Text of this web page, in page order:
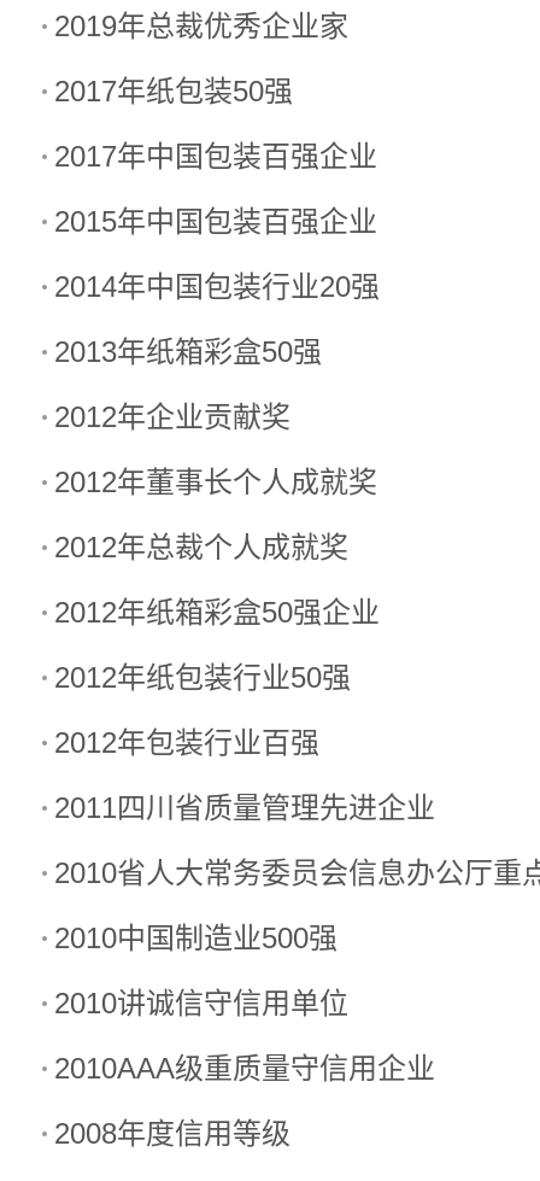
2019年总裁优秀企业家
2017年纸包装50强
2017年中国包装百强企业
2015年中国包装百强企业
2014年中国包装行业20强
2013年纸箱彩盒50强
2012年企业贡献奖
2012年董事长个人成就奖
2012年总裁个人成就奖
2012年纸箱彩盒50强企业
2012年纸包装行业50强
2012年包装行业百强
2011四川省质量管理先进企业
2010省人大常务委员会信息办公厅重
2010中国制造业500强
2010讲诚信守信用单位
2010AAA级重质量守信用企业
2008年度信用等级